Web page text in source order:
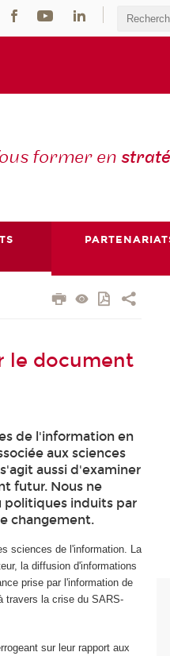
former en straté
le document
de l'information en
aux sciences
aussi d'examiner
futur. Nous ne
politiques induits par
changement.
sciences de l'information. La
la diffusion d'informations
prise par l'information de
travers la crise du SARS-
sur leur rapport aux